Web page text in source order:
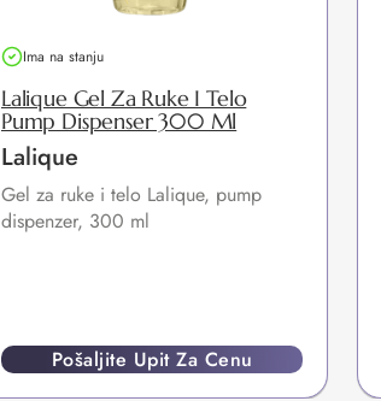
Ima na stanju
Lalique Gel Za Ruke I Telo
Pump Dispenser 300 Ml
Lalique
Gel za ruke i telo Lalique, pump
dispenzer, 300 ml
Pošaljite Upit Za Cenu